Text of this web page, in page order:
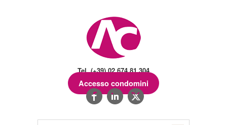
Tel. (+39) 02.674.81.304
Accesso condomini